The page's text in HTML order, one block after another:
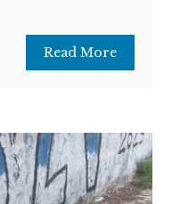
Read More